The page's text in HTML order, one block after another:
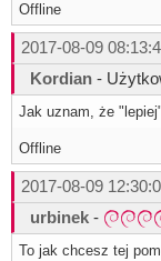
Offline
2017-08-09
Kordian -
Jak uznam, że
Offline
2017-08-09
urbinek -
To jak chcesz tej